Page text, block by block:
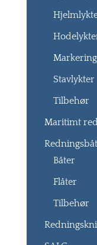
Stavlykter
Tilbehør
Maritimt
Båter
Flåter
Tilbehør